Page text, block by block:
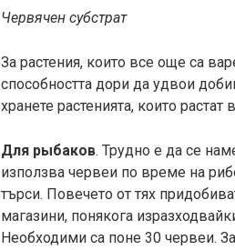
Червячен субстрат
За растения, които все още са
способността дори да удвои
хранете растенията, които растат
Для рыбаков. Трудно е да се
използва червеи по време на
търси. Повечето от тях
магазини, понякога
Необходими са поне 30 червеи.